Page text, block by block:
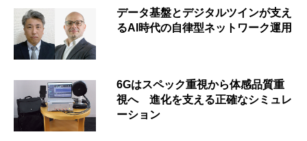
データ基盤とデジタルツインが支え
るAI時代の自律型ネットワーク運用
6Gはスペック重視から体感品質重
視へ 進化を支える正確なシミュレ
ーション